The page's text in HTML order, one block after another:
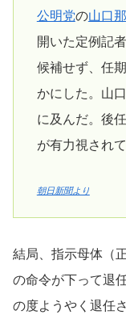
公明党の山口
開いた定例記
候補せず、任
かにした。山
に及んだ。後
が有力視されて
朝日新聞より
結局、指示母体（
の命令が下って退
の度ようやく退任